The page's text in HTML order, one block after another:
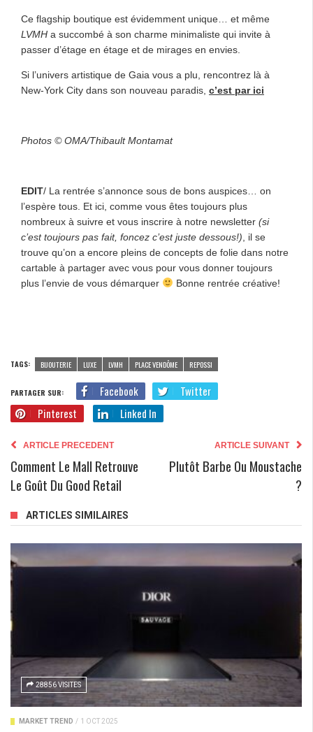
Ce flagship boutique est évidemment unique… et même
LVMH a succombé à son charme minimaliste qui invite à
passer d’étage en étage et de mirages en envies.
Si l’univers artistique de Gaia vous a plu, rencontrez là à
New-York City dans son nouveau paradis, c’est par ici
Photos © OMA/Thibault Montamat
EDIT/ La rentrée s’annonce sous de bons auspices… on
l’espère tous. Et ici, comme vous êtes toujours plus
nombreux à suivre et vous inscrire à notre newsletter (si
c’est toujours pas fait, foncez c’est juste dessous!) , il se
trouve qu’on a encore pleins de concepts de folie dans notre
cartable à partager avec vous pour vous donner toujours
plus l’envie de vous démarquer
Bonne rentrée créative!
TAGS: BIJOUTERIE LUXE LVMH PLACE VENDÔME REPOSSI
PARTAGER SUR: Facebook
Twitter
Pinterest
Linked In
ARTICLE PRECEDENT
Comment Le Mall Retrouve
Le Goût Du Good Retail
ARTICLE SUIVANT
Plutôt Barbe Ou Moustache
?
ARTICLES SIMILAIRES
28856 VISITES
MARKET TREND / 1 OCT 2025